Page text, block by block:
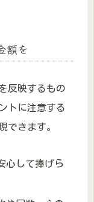
額を
反映するもの
トに注意する
できます。
心して捧げら